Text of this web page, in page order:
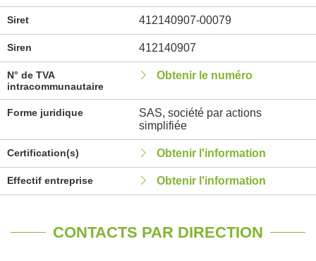
Siret 412140907-00079
Siren 412140907
N° de TVA
intracommunautaire
Obtenir le numéro
Forme juridique
SAS, société par actions
simplifiée
Certification(s) Obtenir l'information
Effectif entreprise Obtenir l'information
CONTACTS PAR DIRECTION